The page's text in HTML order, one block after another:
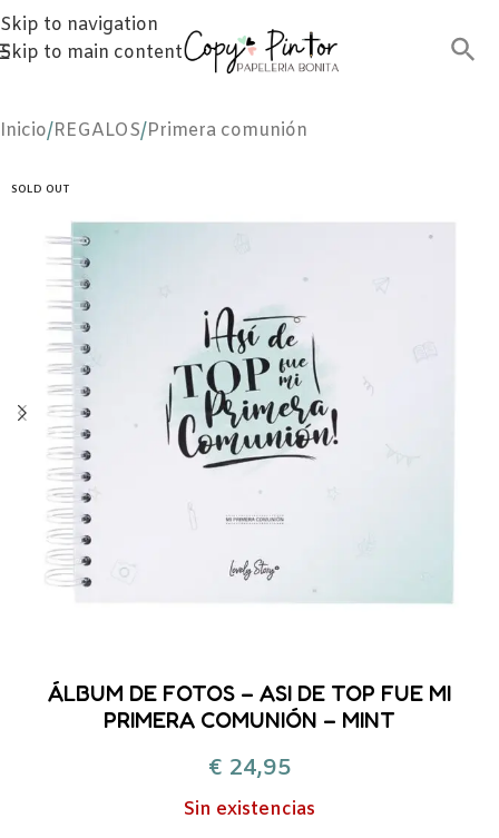
Skip to navigation
Skip to main content
Inicio/REGALOS/Primera comunión
SOLD OUT
ÁLBUM DE FOTOS – ASI DE TOP FUE MI
PRIMERA COMUNIÓN – MINT
€24,95
Sin existencias